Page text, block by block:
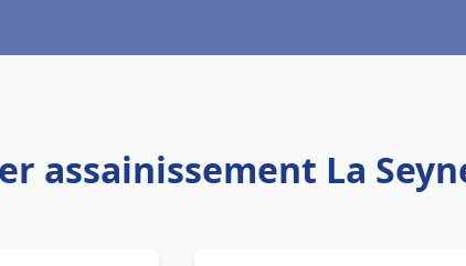
assainissement La